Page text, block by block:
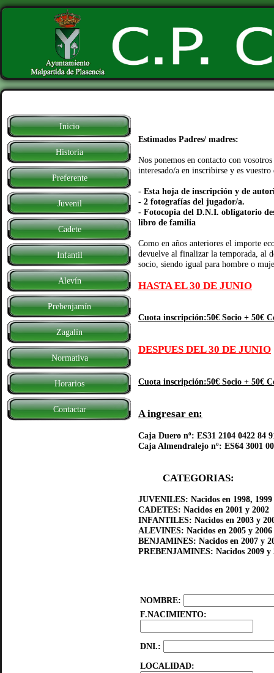
Inicio
Historia
Preferente
Juvenil
Cadete
Infantil
Alevín
Prebenjamín
Zagalín
Normativa
Horarios
Contactar
Estimados Padres/ madres:
Nos ponemos en contacto con
interesado/a en inscribirse y es
- Esta hoja de inscripción y de
- 2 fotografías del jugador/a.
- Fotocopia del D.N.I. obligatorio
libro de familia
Como en años anteriores el importe
devuelve al finalizar la temporada, al
socio, siendo igual para hombre o
HASTA EL 30 DE JUNIO
Cuota inscripción:50€ Socio + 50€
DESPUES DEL 30 DE JUNIO
Cuota inscripción:50€ Socio + 50€
A ingresar en:
Caja Duero nº: ES31 2104 0422 84
Caja Almendralejo nº: ES64 3001
CATEGORIAS:
JUVENILES: Nacidos en 1998,
CADETES: Nacidos en 2001 y 2002
INFANTILES: Nacidos en 2003 y
ALEVINES: Nacidos en 2005 y 2006
BENJAMINES: Nacidos en 2007 y
PREBENJAMINES: Nacidos 2009 y
NOMBRE:
F.NACIMIENTO:
DNI.:
LOCALIDAD: